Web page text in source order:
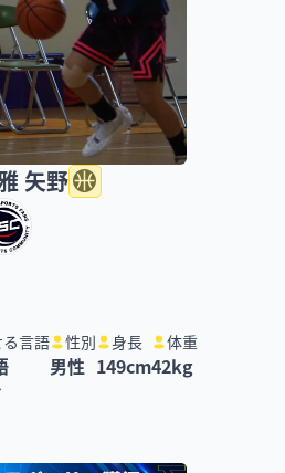
矢野
言語 性別
男性
身長
149cm
体重
42kg